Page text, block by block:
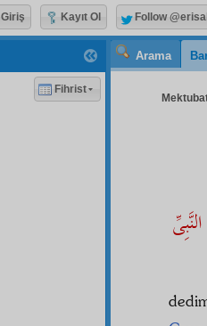
Arama
Fihrist
Giriş Kayıt Ol Follow